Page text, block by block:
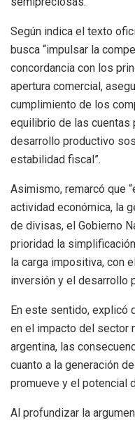
Según indica el texto
busca “impulsar la
concordancia con los
apertura comercial,
cumplimiento de los
equilibrio de las cuentas
desarrollo productivo
estabilidad fiscal”.
Asimismo, remarcó que
actividad económica, la
de divisas, el Gobierno
prioridad la
la carga impositiva, con
inversión y el desarrollo
En este sentido, explicó
en el impacto del sector
argentina, las
cuanto a la generación
promueve y el potencial
Al profundizar la